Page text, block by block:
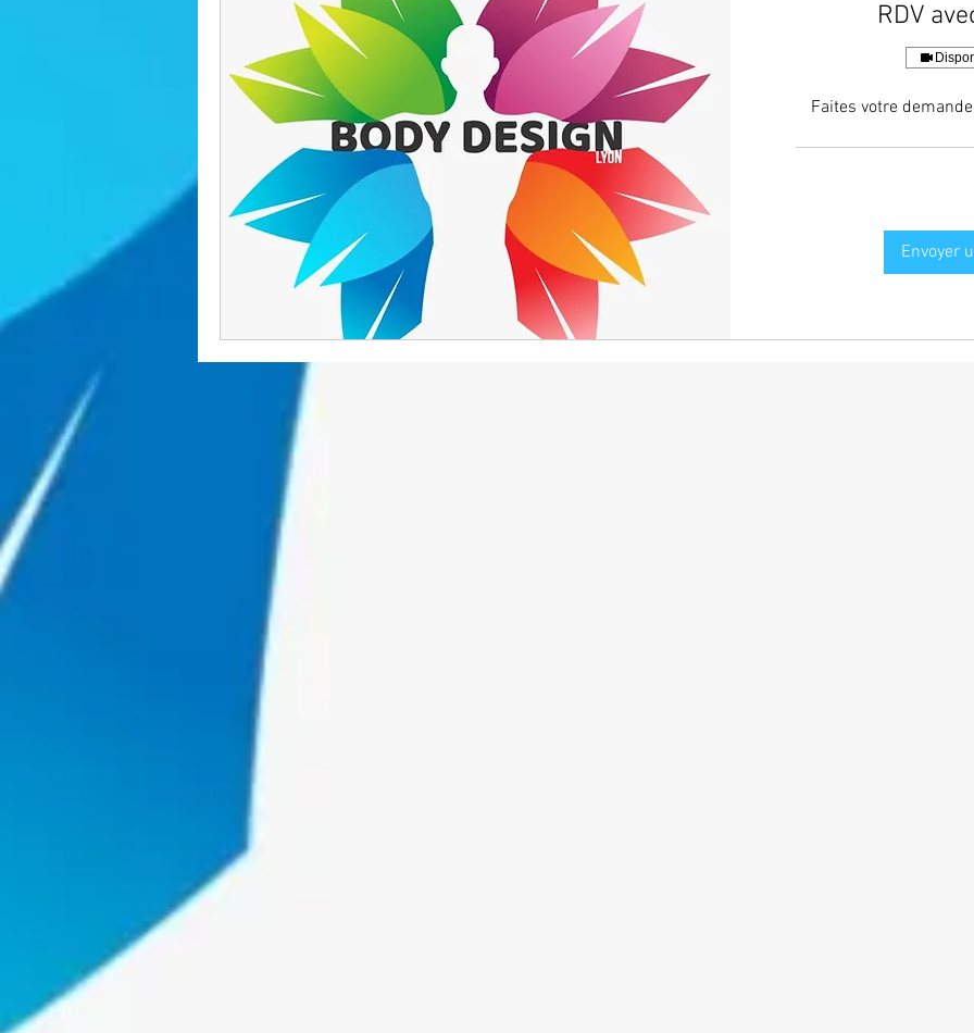
RDV
Faites votre
Envoyer